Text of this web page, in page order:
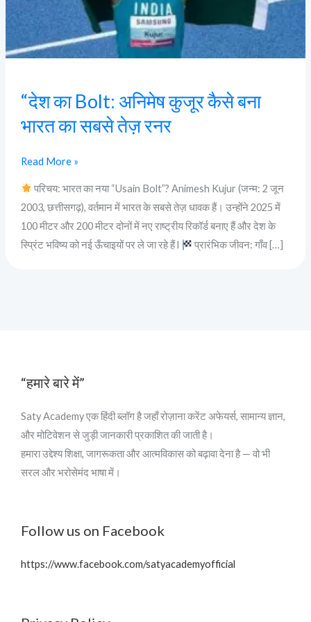
“देश का Bolt: अनिमेष कुजूर कैसे बना
भारत का सबसे तेज़ रनर
बना
भारत
का
रनर
Read More »
परिचय: भारत का नया “Usain Bolt”? Animesh Kujur (जन्म: 2 जून
2003, छत्तीसगढ़), वर्तमान में भारत के सबसे तेज़ धावक हैं। उन्होंने 2025 में
100 मीटर और 200 मीटर दोनों में नए राष्ट्रीय रिकॉर्ड बनाए हैं और देश के
स्प्रिंट भविष्य को नई ऊँचाइयों पर ले जा रहे हैं l
प्रारंभिक जीवन: गाँव […]
“हमारे बारे में”
Saty Academy एक हिंदी ब्लॉग है जहाँ रोज़ाना करेंट अफेयर्स, सामान्य ज्ञान,
और मोटिवेशन से जुड़ी जानकारी प्रकाशित की जाती है।
हमारा उद्देश्य शिक्षा, जागरूकता और आत्मविकास को बढ़ावा देना है — वो भी
सरल और भरोसेमंद भाषा में।
Follow us on Facebook
https://www.facebook.com/satyacademyofficial